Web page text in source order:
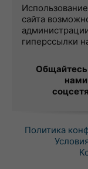
сайта
гиперссылки
Общайтесь
нами
Политика